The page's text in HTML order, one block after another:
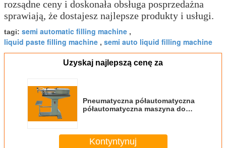
rozsądne ceny i doskonała obsługa posprzedażna
sprawiają, że dostajesz najlepsze produkty i usługi.
tagi: semi automatic filling machine ,
liquid paste filling machine , semi auto liquid filling machine
Uzyskaj najlepszą cenę za
Pneumatyczna półautomatyczna
półautomatyczna maszyna do
Kontyntynuj